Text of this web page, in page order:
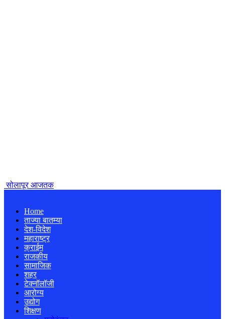
सोलापूर आजतक
Home
ताज्या बातम्या
देश-विदेश
महाराष्ट्र
क्राईम
राजकीय
सामाजिक
शहर
टेक्नॉलॉजी
आरोग्य
उद्योग
शिक्षण